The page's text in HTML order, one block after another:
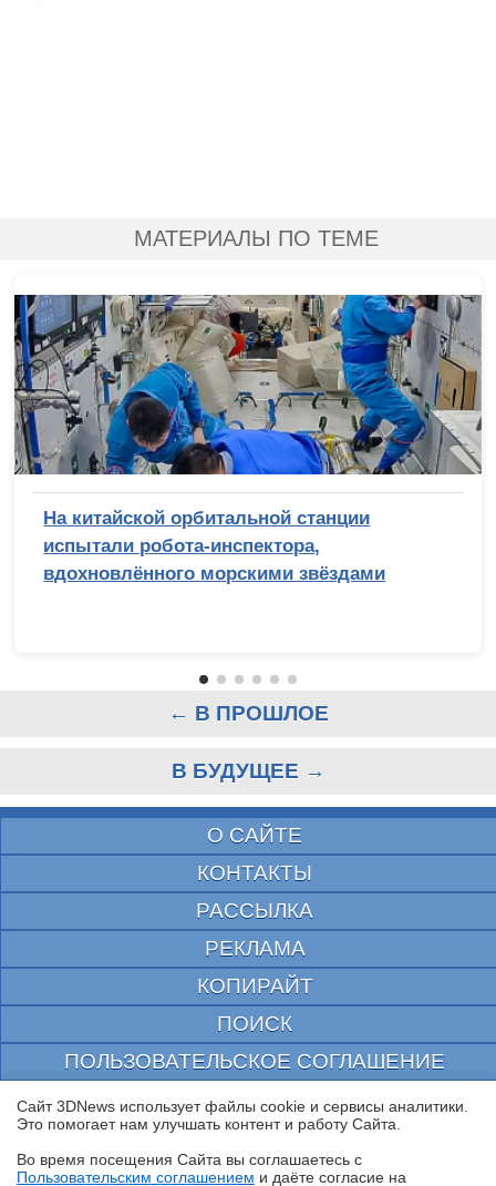
МАТЕРИАЛЫ ПО ТЕМЕ
На китайской орбитальной станции
испытали робота-инспектора,
вдохновлённого морскими звёздами
← В ПРОШЛОЕ
В БУДУЩЕЕ →
О САЙТЕ
КОНТАКТЫ
РАССЫЛКА
РЕКЛАМА
КОПИРАЙТ
ПОИСК
ПОЛЬЗОВАТЕЛЬСКОЕ СОГЛАШЕНИЕ
ЗАЩИЩЕНО CURATOR
© 1997—2026 Электронное периодическое издание "3ДНьюс" | Свидетельство о
выдано Федеральной Службой по надзору за соблюдением законодательства в сфере
массовых коммуникаций и охране культурного наследия
Сайт 3DNews использует файлы cookie и сервисы аналитики.
Это помогает нам улучшать контент и работу Cайта.
Во время посещения Cайта вы соглашаетесь с
Пользовательским соглашением и даёте согласие на